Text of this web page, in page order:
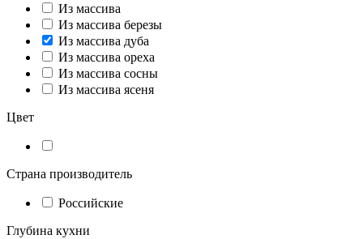
Из массива
Из массива березы
Из массива дуба
Из массива ореха
Из массива сосны
Из массива ясеня
Цвет
Страна производитель
Российские
Глубина кухни